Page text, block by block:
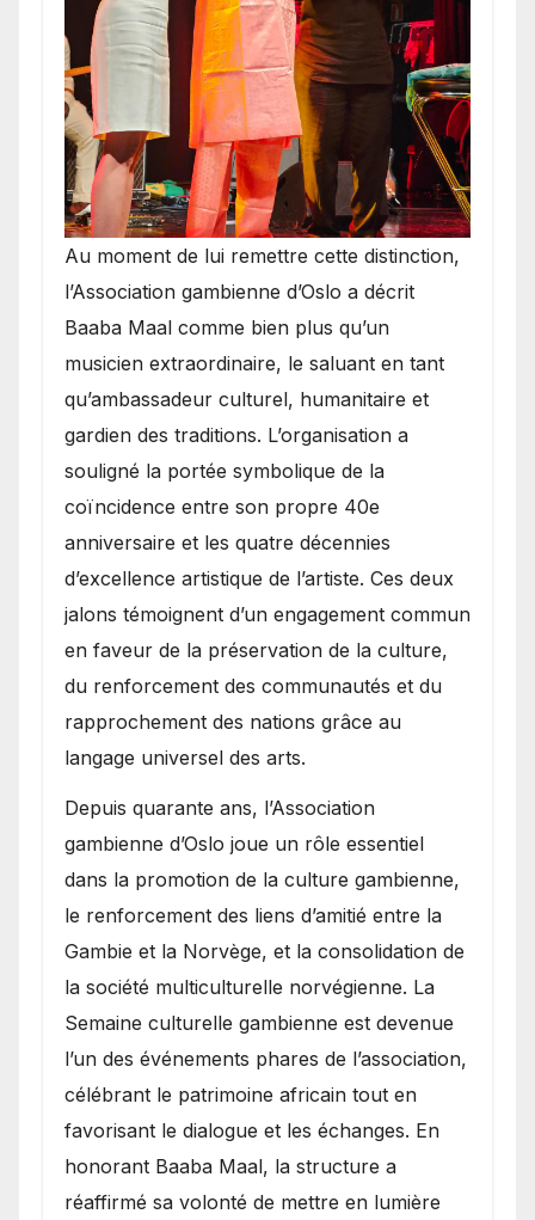
​Au moment de lui remettre cette distinction,
l’Association gambienne d’Oslo a décrit
Baaba Maal comme bien plus qu’un
musicien extraordinaire, le saluant en tant
qu’ambassadeur culturel, humanitaire et
gardien des traditions. L’organisation a
souligné la portée symbolique de la
coïncidence entre son propre 40e
anniversaire et les quatre décennies
d’excellence artistique de l’artiste. Ces deux
jalons témoignent d’un engagement commun
en faveur de la préservation de la culture,
du renforcement des communautés et du
rapprochement des nations grâce au
langage universel des arts.
​Depuis quarante ans, l’Association
gambienne d’Oslo joue un rôle essentiel
dans la promotion de la culture gambienne,
le renforcement des liens d’amitié entre la
Gambie et la Norvège, et la consolidation de
la société multiculturelle norvégienne. La
Semaine culturelle gambienne est devenue
l’un des événements phares de l’association,
célébrant le patrimoine africain tout en
favorisant le dialogue et les échanges. En
honorant Baaba Maal, la structure a
réaffirmé sa volonté de mettre en lumière